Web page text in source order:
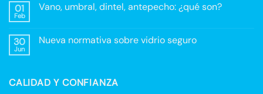
en
para
puertas
01
Feb
Vano, umbral, dintel, antepecho: ¿qué son?
en
¿qué
son?
30
Jun
Nueva normativa sobre vidrio seguro
Nueva
CALIDAD Y CONFIANZA